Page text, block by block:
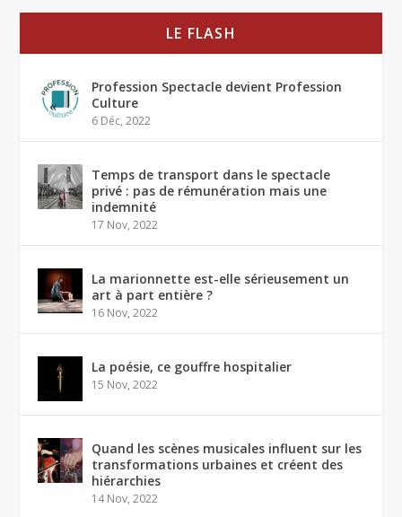
LE FLASH
Profession Spectacle devient Profession
Culture
6 Déc, 2022
Temps de transport dans le spectacle
privé : pas de rémunération mais une
indemnité
17 Nov, 2022
La marionnette est-elle sérieusement un
art à part entière ?
16 Nov, 2022
La poésie, ce gouffre hospitalier
15 Nov, 2022
Quand les scènes musicales influent sur les
transformations urbaines et créent des
hiérarchies
14 Nov, 2022